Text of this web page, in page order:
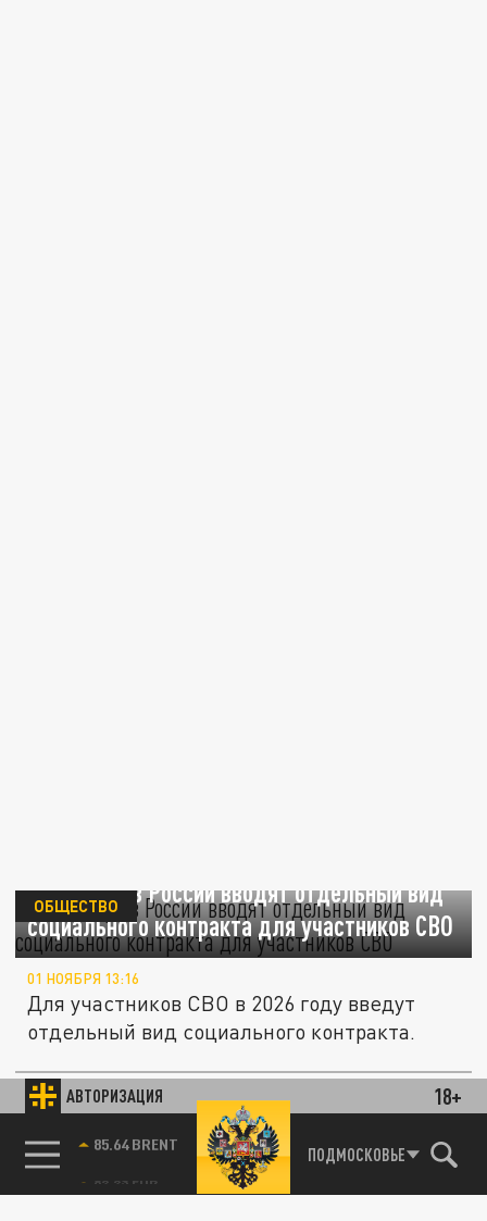
АВТОРИЗАЦИЯ 18+
85.64 BRENT ПОДМОСКОВЬЕ
С 1 января в России вводят отдельный вид
социального контракта для участников СВО
ОБЩЕСТВО
01 НОЯБРЯ 13:16
Для участников СВО в 2026 году введут
отдельный вид социального контракта.
ПРОИСШЕСТВИЯ